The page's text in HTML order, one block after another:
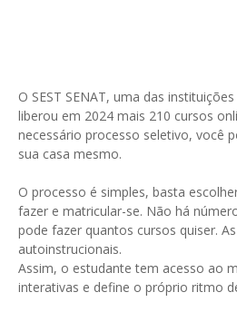
O SEST SENAT, uma das
liberou em 2024 mais 210 cursos
necessário processo seletivo, você
sua casa mesmo.
O processo é simples, basta
fazer e matricular-se. Não há
pode fazer quantos cursos quiser.
autoinstrucionais.
Assim, o estudante tem acesso ao
interativas e define o próprio ritmo